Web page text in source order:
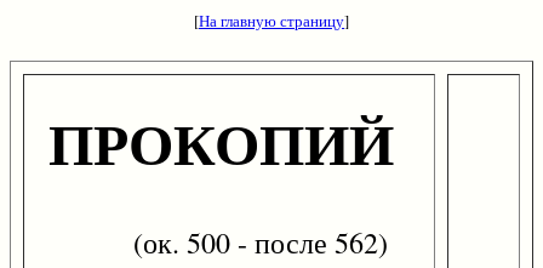
[На главную страницу]
ПРОКОПИЙ
(ок. 500 - после 562)